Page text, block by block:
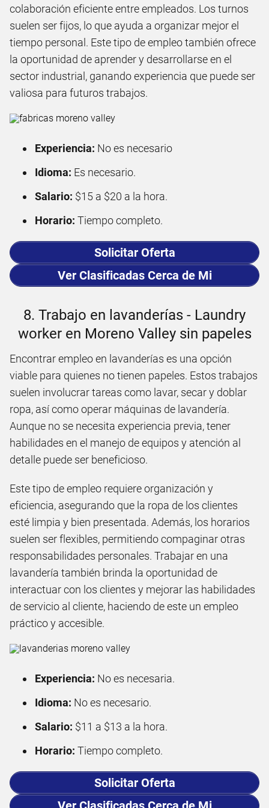
colaboración eficiente entre empleados. Los turnos
suelen ser fijos, lo que ayuda a organizar mejor el
tiempo personal. Este tipo de empleo también ofrece
la oportunidad de aprender y desarrollarse en el
sector industrial, ganando experiencia que puede ser
valiosa para futuros trabajos.
Experiencia: No es necesario
Idioma: Es necesario.
Salario: $15 a $20 a la hora.
Horario: Tiempo completo.
Solicitar Oferta
Ver Clasificadas Cerca de Mi
8. Trabajo en lavanderías - Laundry
worker en Moreno Valley sin papeles
Encontrar empleo en lavanderías es una opción
viable para quienes no tienen papeles. Estos trabajos
suelen involucrar tareas como lavar, secar y doblar
ropa, así como operar máquinas de lavandería.
Aunque no se necesita experiencia previa, tener
habilidades en el manejo de equipos y atención al
detalle puede ser beneficioso.
Este tipo de empleo requiere organización y
eficiencia, asegurando que la ropa de los clientes
esté limpia y bien presentada. Además, los horarios
suelen ser flexibles, permitiendo compaginar otras
responsabilidades personales. Trabajar en una
lavandería también brinda la oportunidad de
interactuar con los clientes y mejorar las habilidades
de servicio al cliente, haciendo de este un empleo
práctico y accesible.
Experiencia: No es necesaria.
Idioma: No es necesario.
Salario: $11 a $13 a la hora.
Horario: Tiempo completo.
Solicitar Oferta